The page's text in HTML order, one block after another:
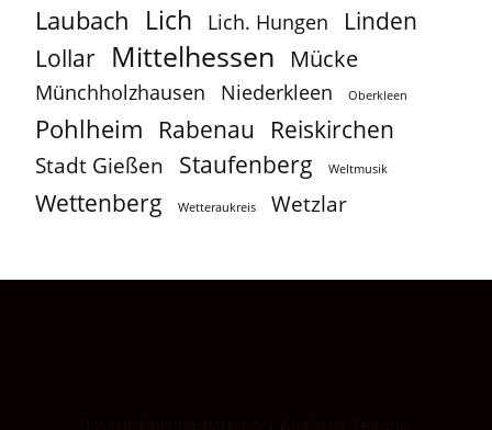
Laubach Lich Lich. Hungen Linden
Lollar Mittelhessen Mücke
Münchholzhausen Niederkleen Oberkleen
Pohlheim Rabenau Reiskirchen
Stadt Gießen Staufenberg Weltmusik
Wettenberg Wetteraukreis Wetzlar